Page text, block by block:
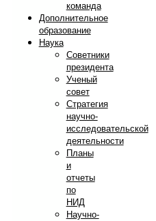
команда
Дополнительное
образование
Наука
Советники
президента
Ученый
совет
Стратегия
научно-
исследовательской
деятельности
Планы
и
отчеты
по
НИД
Научно-